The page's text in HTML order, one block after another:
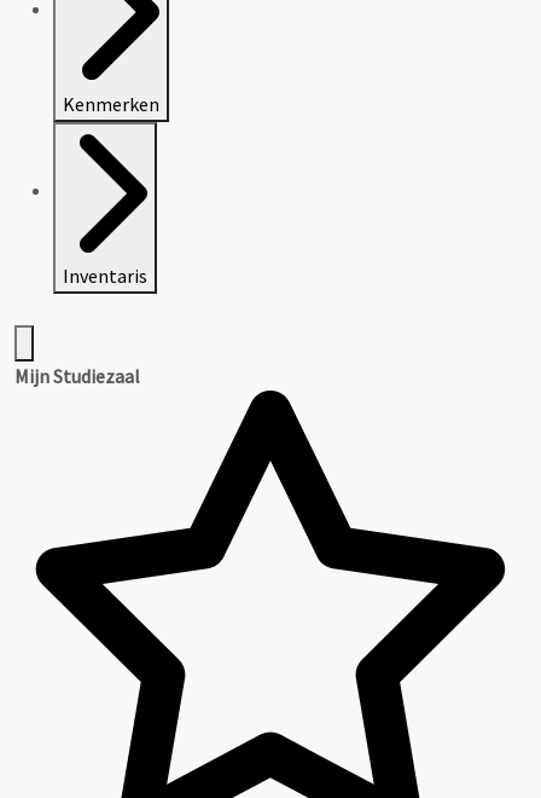
Kenmerken
Inventaris
Mijn Studiezaal